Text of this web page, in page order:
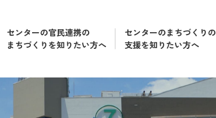
センターの官民連携の
まちづくりを知りたい方へ
センターのまちづくりの
支援を知りたい方へ